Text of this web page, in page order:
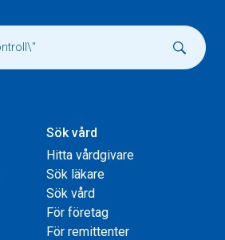
Sök vård
Hitta vårdgivare
Sök läkare
Sök vård
För företag
För remittenter